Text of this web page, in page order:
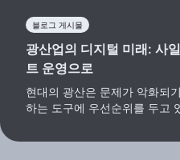
블로그 게시물
광산업의 디지털 미래: 사
트 운영으로
현대의 광산은 문제가 악화되
하는 도구에 우선순위를 두고